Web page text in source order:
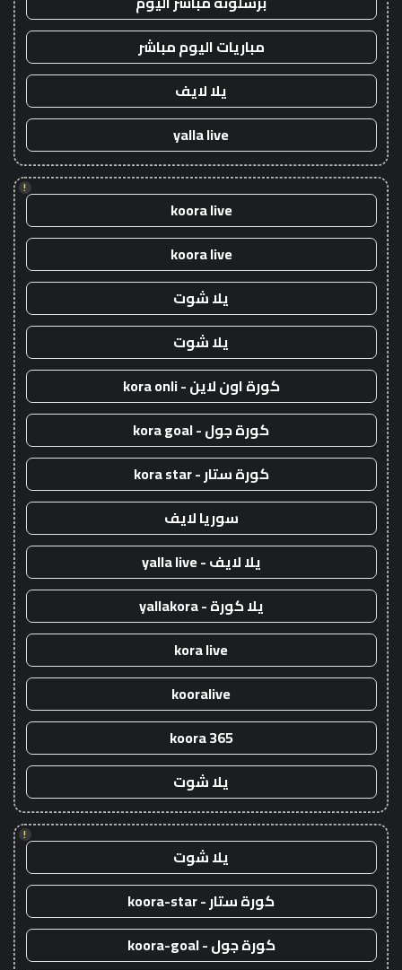
مباريات اليوم مباشر
يلا لايف
yalla live
!
koora live
koora live
يلا شوت
يلا شوت
كورة اون لاين - kora onli
كورة جول - kora goal
كورة ستار - kora star
سوريا لايف
يلا لايف - yalla live
يلا كورة - yallakora
kora live
kooralive
koora 365
يلا شوت
!
يلا شوت
كورة ستار - koora-star
كورة جول - koora-goal